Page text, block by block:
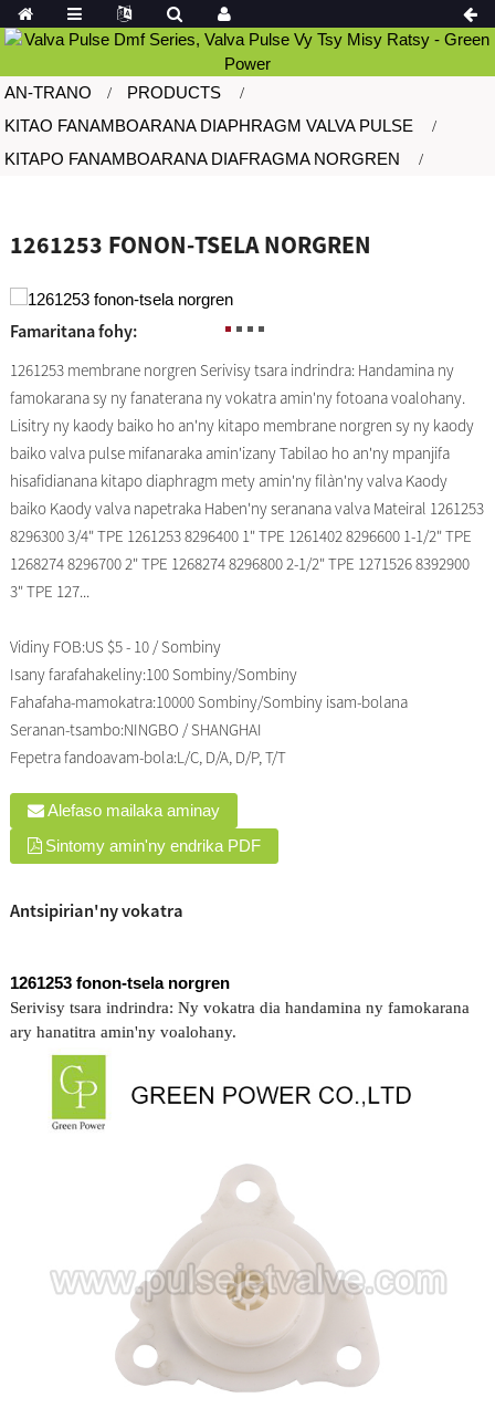
AN-TRANO
PRODUCTS
KITAO FANAMBOARANA DIAPHRAGM VALVA PULSE
KITAPO FANAMBOARANA DIAFRAGMA NORGREN
1261253 FONON-TSELA NORGREN
Famaritana fohy:
1261253 membrane norgren Serivisy tsara indrindra: Handamina ny
famokarana sy ny fanaterana ny vokatra amin'ny fotoana voalohany.
Lisitry ny kaody baiko ho an'ny kitapo membrane norgren sy ny kaody
baiko valva pulse mifanaraka amin'izany Tabilao ho an'ny mpanjifa
hisafidianana kitapo diaphragm mety amin'ny filàn'ny valva Kaody
baiko Kaody valva napetraka Haben'ny seranana valva Mateiral 1261253
8296300 3/4" TPE 1261253 8296400 1" TPE 1261402 8296600 1-1/2" TPE
1268274 8296700 2" TPE 1268274 8296800 2-1/2" TPE 1271526 8392900
3" TPE 127...
Vidiny FOB:US $5 - 10 / Sombiny
Isany farafahakeliny:100 Sombiny/Sombiny
Fahafaha-mamokatra:10000 Sombiny/Sombiny isam-bolana
Seranan-tsambo:NINGBO / SHANGHAI
Fepetra fandoavam-bola:L/C, D/A, D/P, T/T
Alefaso mailaka aminay
Sintomy amin'ny endrika PDF
Antsipirian'ny vokatra
1261253 fonon-tsela norgren
Serivisy tsara indrindra: Ny vokatra dia handamina ny famokarana
ary hanatitra amin'ny voalohany.